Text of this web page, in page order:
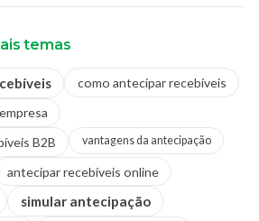
temas
como antecipar recebíveis
B2B
vantagens da antecipação
antecipar recebíveis online
simular antecipação